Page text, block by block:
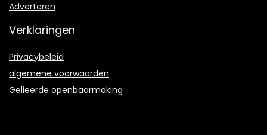
Adverteren
Verklaringen
Privacybeleid
algemene voorwaarden
Gelieerde openbaarmaking